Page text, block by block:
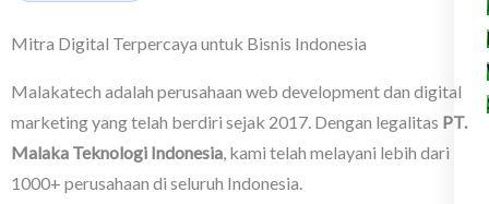
Mitra Digital Terpercaya untuk Bisnis Indonesia
Malakatech adalah perusahaan web development dan digital
marketing yang telah berdiri sejak 2017. Dengan legalitas PT.
Malaka Teknologi Indonesia, kami telah melayani lebih dari
1000+ perusahaan di seluruh Indonesia.